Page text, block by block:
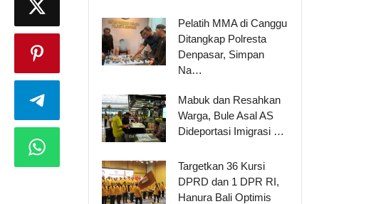
Pelatih MMA di Canggu
Ditangkap Polresta
Denpasar, Simpan
Na…
Mabuk dan Resahkan
Warga, Bule Asal AS
Dideportasi Imigrasi …
Targetkan 36 Kursi
DPRD dan 1 DPR RI,
Hanura Bali Optimis